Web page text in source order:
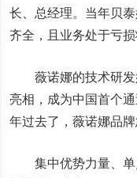
长、总经理。当年贝
齐全，且业务处于亏
薇诺娜的技术研发
亮相，成为中国首个
年过去了，薇诺娜品
集中优势力量、单